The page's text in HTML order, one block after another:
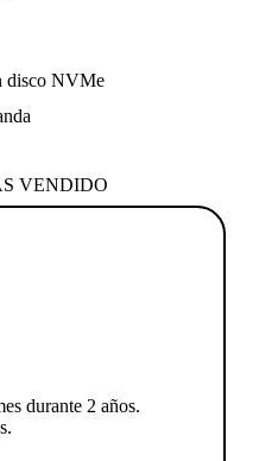
disco NVMe
VENDIDO
durante 2 años.